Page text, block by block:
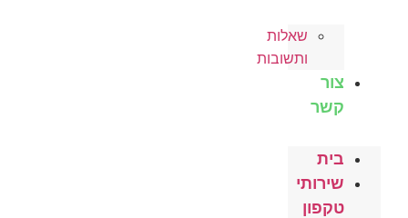
שאלות
ותשובות
צור
קשר
בית
שירותי
טקפון